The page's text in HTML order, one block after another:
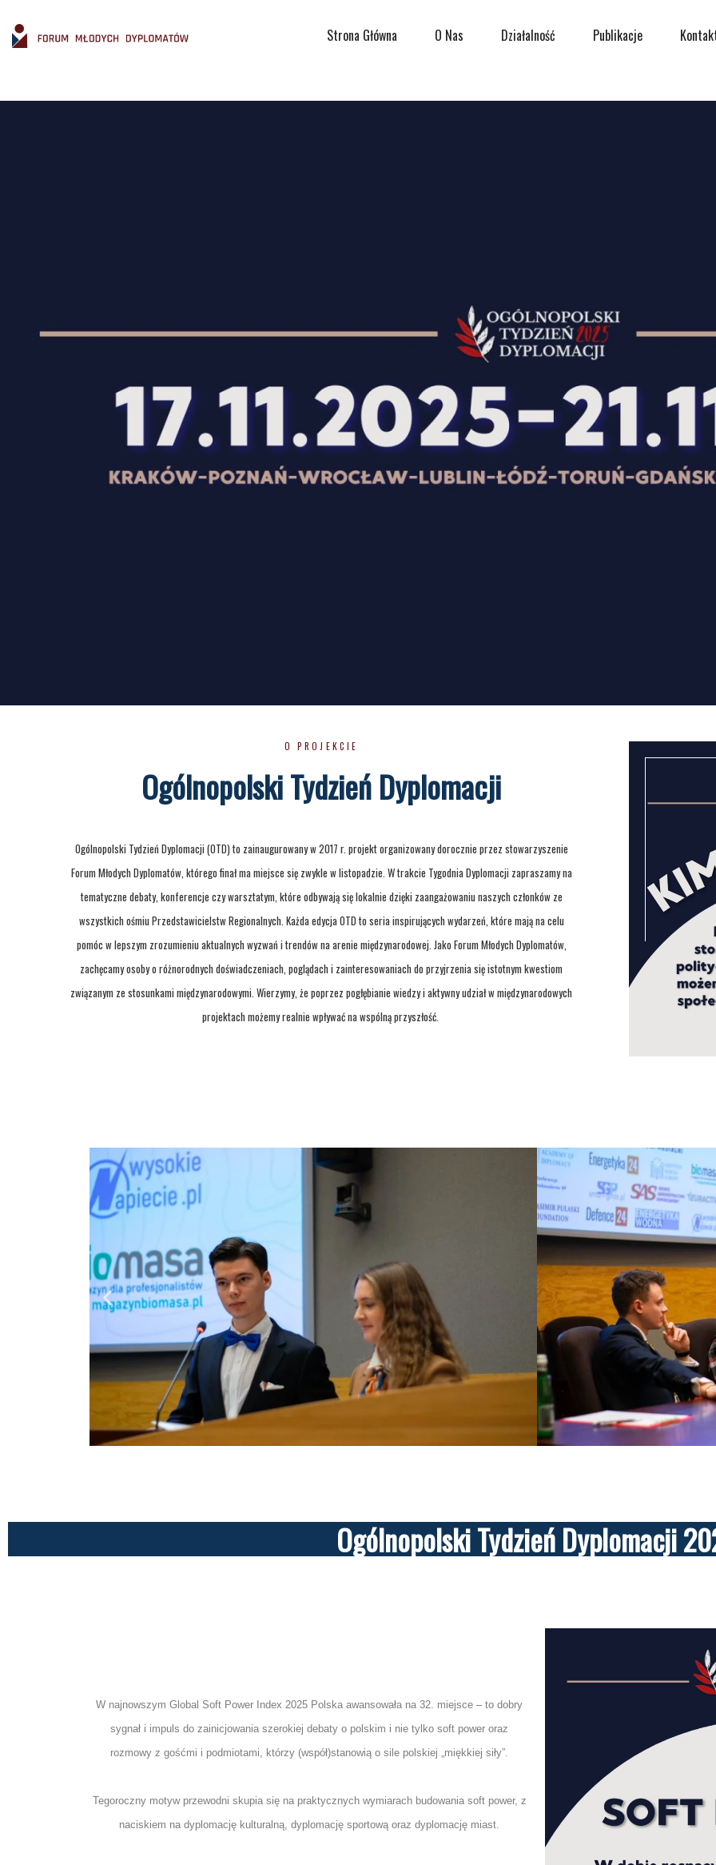
Strona Główna O Nas Działalność Publikacje
O PROJEKCIE
Ogólnopolski Tydzień Dyplomacji
Ogólnopolski Tydzień Dyplomacji (OTD) to zainaugurowany w 2017 r. projekt organizowany dorocznie przez stowarzyszenie
Forum Młodych Dyplomatów, którego finał ma miejsce się zwykle w listopadzie. W trakcie Tygodnia Dyplomacji zapraszamy na
tematyczne debaty, konferencje czy warsztatym, które odbywają się lokalnie dzięki zaangażowaniu naszych członków ze
wszystkich ośmiu Przedstawicielstw Regionalnych. Każda edycja OTD to seria inspirujących wydarzeń, które mają na celu
pomóc w lepszym zrozumieniu aktualnych wyzwań i trendów na arenie międzynarodowej. Jako Forum Młodych Dyplomatów,
zachęcamy osoby o różnorodnych doświadczeniach, poglądach i zainteresowaniach do przyjrzenia się istotnym kwestiom
związanym ze stosunkami międzynarodowymi. Wierzymy, że poprzez pogłębianie wiedzy i aktywny udział w międzynarodowych
projektach możemy realnie wpływać na wspólną przyszłość.
Ogólnopolski Tydzień Dyplomacji
W najnowszym Global Soft Power Index 2025 Polska awansowała na 32. miejsce – to dobry
sygnał i impuls do zainicjowania szerokiej debaty o polskim i nie tylko soft power oraz
rozmowy z gośćmi i podmiotami, którzy (współ)stanowią o sile polskiej „miękkiej siły”.
Tegoroczny motyw przewodni skupia się na praktycznych wymiarach budowania soft power, z
naciskiem na dyplomację kulturalną, dyplomację sportową oraz dyplomację miast.